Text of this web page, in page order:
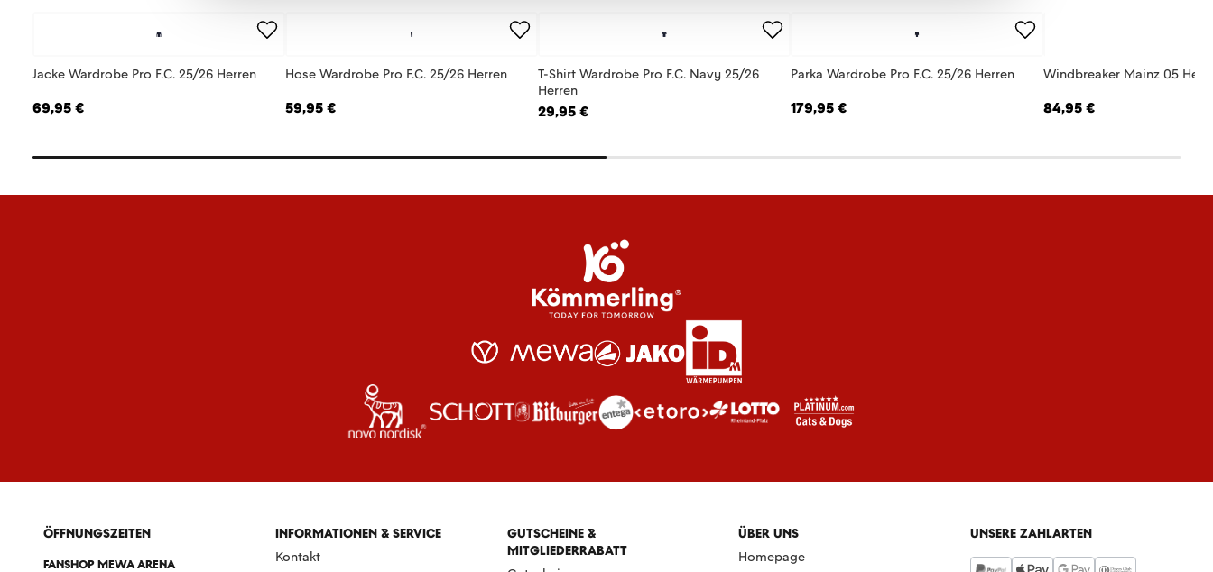
Jacke Wardrobe Pro F.C. 25/26 Herren
69,95 €
Hose Wardrobe Pro F.C. 25/26 Herren
59,95 €
T-Shirt Wardrobe Pro F.C. Navy 25/26
Herren
29,95 €
Parka Wardrobe Pro F.C. 25/26 Herren
179,95 €
Windbreaker Mainz 05
84,95 €
ÖFFNUNGSZEITEN
FANSHOP MEWA ARENA
INFORMATIONEN & SERVICE
Kontakt
GUTSCHEINE &
MITGLIEDERRABATT
ÜBER UNS
Homepage
UNSERE ZAHLARTEN